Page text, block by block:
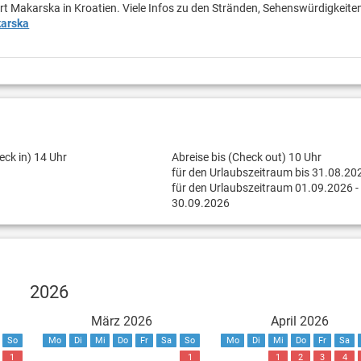
Makarska in Kroatien. Viele Infos zu den Stränden,
in) 14 Uhr
Abreise bis (Check out) 10 Uhr
für den Urlaubszeitraum bis
für den Urlaubszeitraum 01.09.2026 -
30.09.2026
2026
So
1
März 2026
Mo Di Mi Do Fr Sa
So
1
April 2026
Mo Di Mi Do Fr
Sa
1
2 3 4